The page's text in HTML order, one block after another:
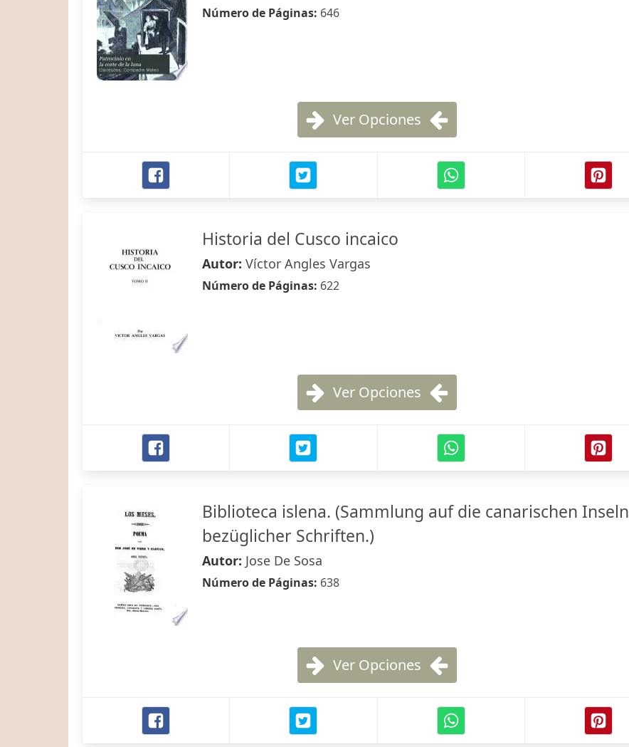
Número de Páginas: 646
Ver Opciones
Historia del Cusco incaico
Autor: Víctor Angles Vargas
Número de Páginas: 622
Ver Opciones
Biblioteca islena. (Sammlung auf die canarischen Inseln
bezüglicher Schriften.)
Autor: Jose De Sosa
Número de Páginas: 638
Ver Opciones